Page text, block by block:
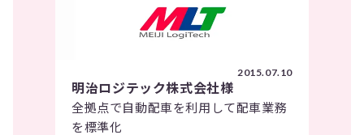
2015.07.10
明治ロジテック株式会社様
全拠点で自動配車を利用して配車業務
を標準化